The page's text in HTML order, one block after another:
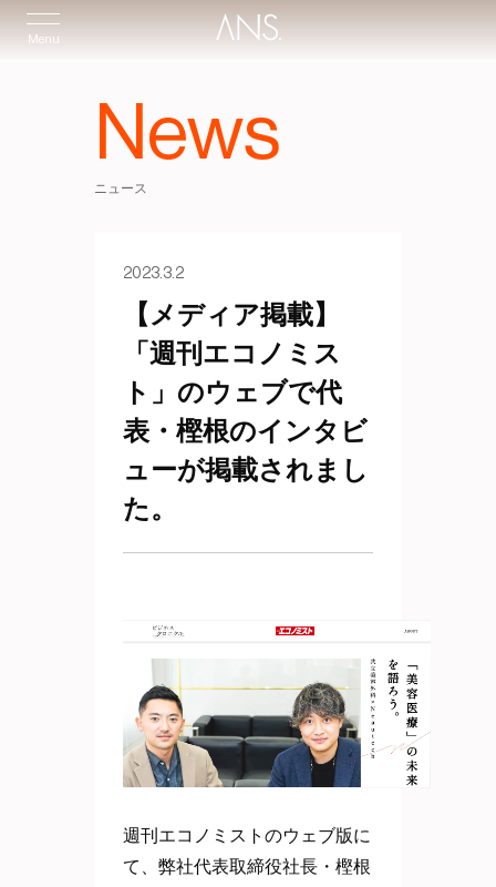
Menu
News
ニュース
2023.3.2
【メディア掲載】
「週刊エコノミス
ト」のウェブで代
表・樫根のインタビ
ューが掲載されまし
た。
週刊エコノミストのウェブ版に
て、弊社代表取締役社長・樫根